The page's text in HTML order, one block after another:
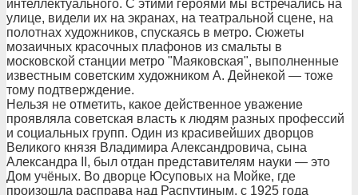
интеллектуального. С этими героями мы встречались на
улице, видели их на экранах, на театральной сцене, на
полотнах художников, спускаясь в метро. Сюжеты
мозаичных красочных плафонов из смальты в
московской станции метро "Маяковская", выполненные
известным советским художником А. Дейнекой — тоже
тому подтверждение.
Нельзя не отметить, какое действенное уважение
проявляла советская власть к людям разных профессий
и социальных групп. Один из красивейших дворцов
Великого князя Владимира Александровича, сына
Александра II, был отдан представителям науки — это
Дом учёных. Во дворце Юсуповых на Мойке, где
произошла расправа над Распутиным, с 1925 года